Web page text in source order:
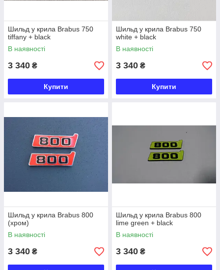
Шильд у крила Brabus 750
tiffany + black
В наявності
3 340 ₴
Купити
Шильд у крила Brabus 750
white + black
В наявності
3 340 ₴
Купити
Шильд у крила Brabus 800
(хром)
В наявності
3 340 ₴
Шильд у крила Brabus 800
lime green + black
В наявності
3 340 ₴